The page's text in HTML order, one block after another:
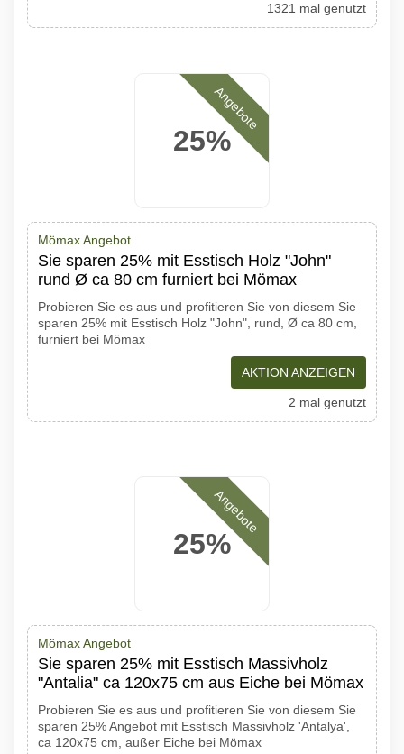
1321 mal genutzt
25%
Angebote
Mömax Angebot
Sie sparen 25% mit Esstisch Holz "John"
rund Ø ca 80 cm furniert bei Mömax
Probieren Sie es aus und profitieren Sie von diesem Sie
sparen 25% mit Esstisch Holz "John", rund, Ø ca 80 cm,
furniert bei Mömax
AKTION ANZEIGEN
2 mal genutzt
25%
Angebote
Mömax Angebot
Sie sparen 25% mit Esstisch Massivholz
"Antalia" ca 120x75 cm aus Eiche bei Mömax
Probieren Sie es aus und profitieren Sie von diesem Sie
sparen 25% Angebot mit Esstisch Massivholz 'Antalya',
ca 120x75 cm, außer Eiche bei Mömax